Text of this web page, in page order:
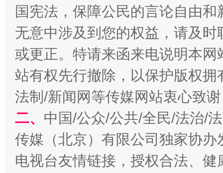
千年窑火 生生不息 一
揭开“小金库”的免责幌子
国宪法，保障公民的言论自由
无意中涉及到您的权益，请及
或更正。特请来函来电说明本
站有权先行撤除，以保护版权
法制/新闻网等传媒网站衷心致
二、 中国/公众/公共/全民/法治/
传媒（北京）有限公司独家协
电视台友情链接，授权合法、